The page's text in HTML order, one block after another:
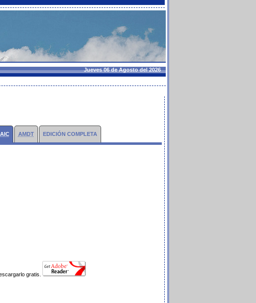
Jueves 06 de Agosto del 2026
AIC AMDT EDICIÓN COMPLETA
gratis.